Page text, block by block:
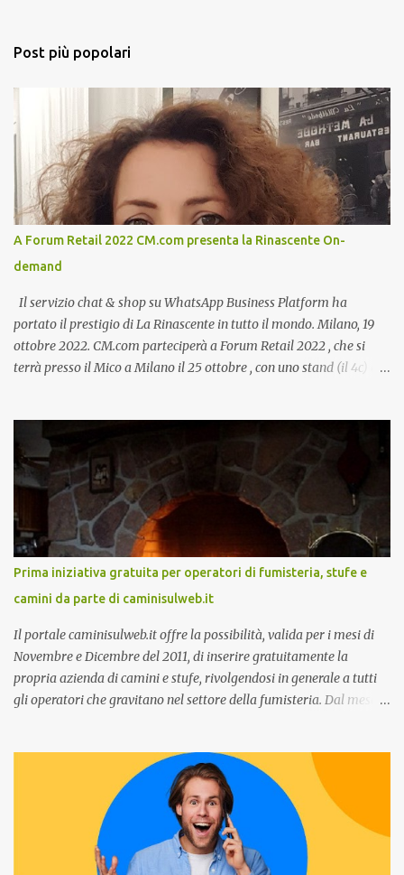
Post più popolari
A Forum Retail 2022 CM.com presenta la Rinascente On-
demand
Il servizio chat & shop su WhatsApp Business Platform ha
portato il prestigio di La Rinascente in tutto il mondo. Milano, 19
ottobre 2022. CM.com parteciperà a Forum Retail 2022 , che si
terrà presso il Mico a Milano il 25 ottobre , con uno stand (il 4c) e
tramite WhatsApp Business ”. Il primo appuntamento è per le ore
14:30 con Cristina Parigi, Country Manager di CM.com Italia, che
terrà una presentazione dal titolo:” Il presente e futuro del
Customer care omnicanale: come incontrare le aspettative dei
clienti ”. I punti che verranno affrontati sono il Customer care, lo
stato dell’arte e i punti di miglioramento, quali i molteplici canali di
comunicazione e quali utilizzare in ottica di miglioramento, le
previsioni da oggi al 2030 su come rispondere alle aspettative del
c...
Prima iniziativa gratuita per operatori di fumisteria, stufe e
camini da parte di caminisulweb.it
Il portale caminisulweb.it offre la possibilità, valida per i mesi di
Novembre e Dicembre del 2011, di inserire gratuitamente la
propria azienda di camini e stufe, rivolgendosi in generale a tutti
gli operatori che gravitano nel settore della fumisteria. Dal mese di
impianti di riscaldamento, stufe e camini, e fumisteria in generale
offre la registrazione gratuita a vantaggio di tutte le aziende
operanti nel settore. E’ possibile infatti all’interno del sito inserire
gratuitamente i propri dati aziendali, indirizzi, recapiti, recensione
(che verrà corretta, migliorata e modificata all’occorrenza da